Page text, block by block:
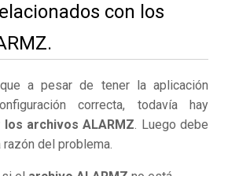
con los
a pesar de tener la aplicación
correcta, todavía hay
los archivos ALARMZ. Luego debe
del problema.